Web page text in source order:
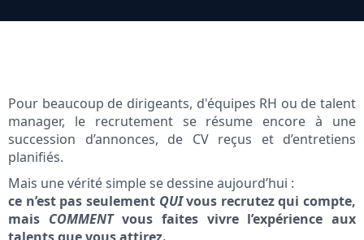
Pour beaucoup de dirigeants, d'équipes RH ou de talent
manager, le recrutement se résume encore à une
succession d’annonces, de CV reçus et d’entretiens
planifiés.
Mais une vérité simple se dessine aujourd’hui :
ce n’est pas seulement QUIvous recrutez qui compte,
mais COMMENTvous faites vivre l’expérience aux